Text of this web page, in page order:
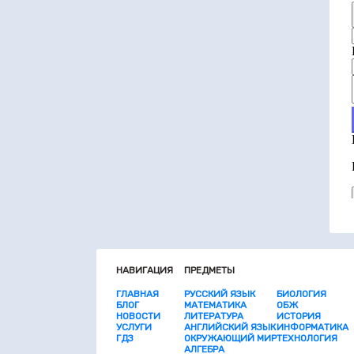
НАВИГАЦИЯ
ГЛАВНАЯ
БЛОГ
НОВОСТИ
УСЛУГИ
ГДЗ
ПРЕДМЕТЫ
РУССКИЙ ЯЗЫК
МАТЕМАТИКА
ЛИТЕРАТУРА
АНГЛИЙСКИЙ ЯЗЫК
ОКРУЖАЮЩИЙ МИР
АЛГЕБРА
БИОЛОГИЯ
ОБЖ
ИСТОРИЯ
ИНФОРМАТИКА
ТЕХНОЛОГИЯ